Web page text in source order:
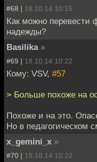
#68 | 18.10.14 10:15
Как можно перевести
надежды?
Basilika »
#69 | 18.10.14 10:22
Кому: VSV, #57
> Больше похоже на
Похоже и на это.
Но в педагогическом
x_gemini_x »
#70 | 18.10.14 10:22